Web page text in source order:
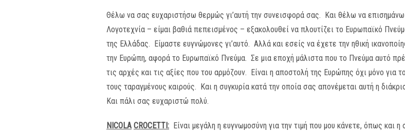
Θέλω να σας ευχαριστήσω θερμώς γι’αυτή την συνεισφορά σας. Και θέλω να
Λογοτεχνία – είμαι βαθιά πεπεισμένος – εξακολουθεί να πλουτίζει το Ευρωπαϊκό
της Ελλάδας. Είμαστε ευγνώμονες γι’αυτό. Αλλά και εσείς να έχετε την ηθική
την Ευρώπη, αφορά το Ευρωπαϊκό Πνεύμα. Σε μια εποχή μάλιστα που το Πνεύμα αυτό
τις αρχές και τις αξίες που του αρμόζουν. Είναι η αποστολή της Ευρώπης όχι μόνο για
τους ταραγμένους καιρούς. Και η συγκυρία κατά την οποία σας απονέμεται αυτή η
Και πάλι σας ευχαριστώ πολύ.
NICOLA CROCETTI: Είναι μεγάλη η ευγνωμοσύνη για την τιμή που μου κάνετε, όπως και